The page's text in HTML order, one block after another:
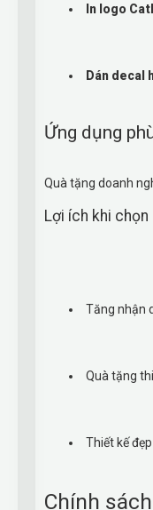
In logo
Dán decal
Ứng dụng
Quà tặng doanh
Lợi ích khi
Tăng nhận
Quà tặng
Thiết kế
Chính